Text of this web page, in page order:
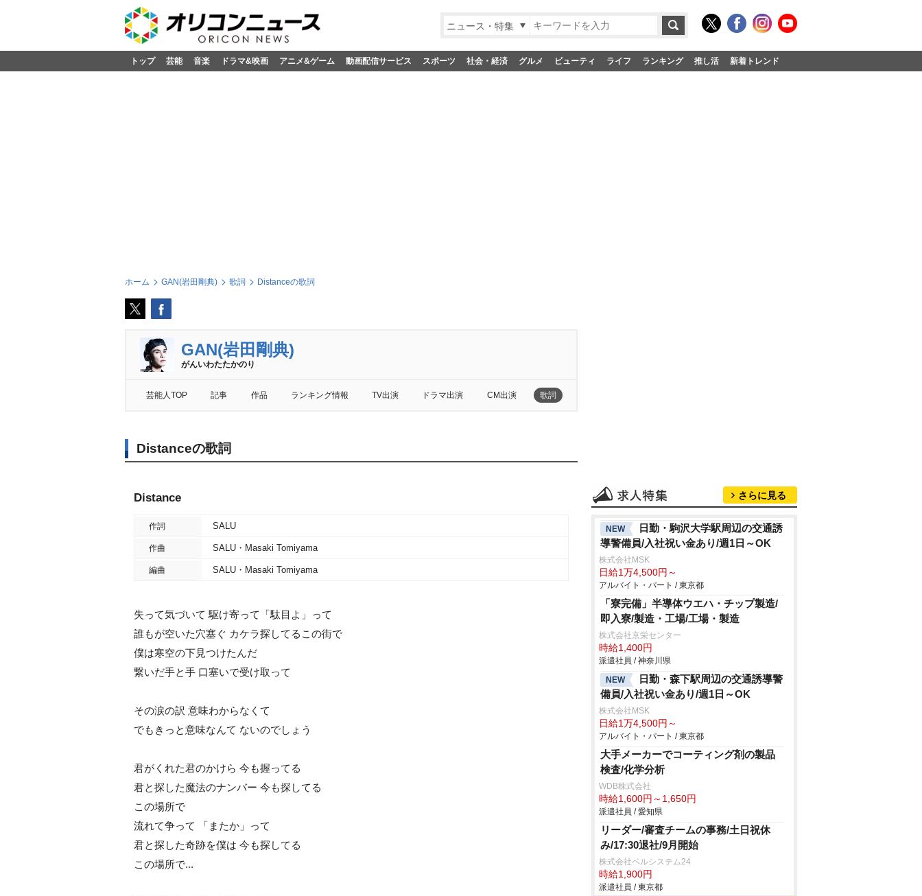
ニュース・特集
トップ 芸能 音楽 ドラマ&映画 アニメ&ゲーム 動画配信サービス スポーツ 社会・経済 グルメ ビューティ ライフ ランキング 推し活 新着トレンド
ホーム GAN(岩田剛典) 歌詞 Distanceの歌詞
GAN(岩田剛典)
がんいわたたかのり
芸能人TOP 記事 作品 ランキング情報 TV出演 ドラマ出演 CM出演 歌詞
Distanceの歌詞
Distance
作詞 SALU
作曲 SALU・Masaki Tomiyama
編曲 SALU・Masaki Tomiyama
失って気づいて 駆け寄って「駄目よ」って
誰もが空いた穴塞ぐ カケラ探してるこの街で
僕は寒空の下見つけたんだ
繋いだ手と手 口塞いで受け取って
その涙の訳 意味わからなくて
でもきっと意味なんて ないのでしょう
君がくれた君のかけら 今も握ってる
君と探した魔法のナンバー 今も探してる
この場所で
流れて争って 「またか」って
君と探した奇跡を僕は 今も探してる
この場所で...
さらに見る
NEW
日勤・駒沢大学駅周辺の交通誘
導警備員/入社祝い金あり/週1日～OK
株式会社MSK
日給1万4,500円～
アルバイト・パート / 東京都
「寮完備」半導体ウエハ・チップ製造/
即入寮/製造・工場/工場・製造
株式会社京栄センター
時給1,400円
派遣社員 / 神奈川県
NEW
日勤・森下駅周辺の交通誘導警
備員/入社祝い金あり/週1日～OK
株式会社MSK
日給1万4,500円～
アルバイト・パート / 東京都
大手メーカーでコーティング剤の製品
検査/化学分析
WDB株式会社
時給1,600円～1,650円
派遣社員 / 愛知県
リーダー/審査チームの事務/土日祝休
み/17:30退社/9月開始
株式会社ベルシステム24
時給1,900円
派遣社員 / 東京都